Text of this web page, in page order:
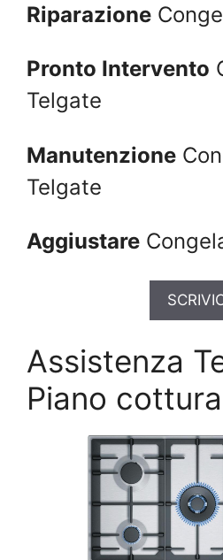
Riparazione
Pronto Intervento
Telgate
Manutenzione
Telgate
Aggiustare
Assistenza
Piano